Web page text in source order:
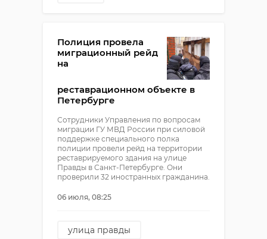
Полиция провела
миграционный рейд
на
реставрационном объекте в
Петербурге
Сотрудники Управления по вопросам
миграции ГУ МВД России при силовой
поддержке специального полка
полиции провели рейд на территории
реставрируемого здания на улице
Правды в Санкт-Петербурге. Они
проверили 32 иностранных гражданина.
06 июля, 08:25
улица правды